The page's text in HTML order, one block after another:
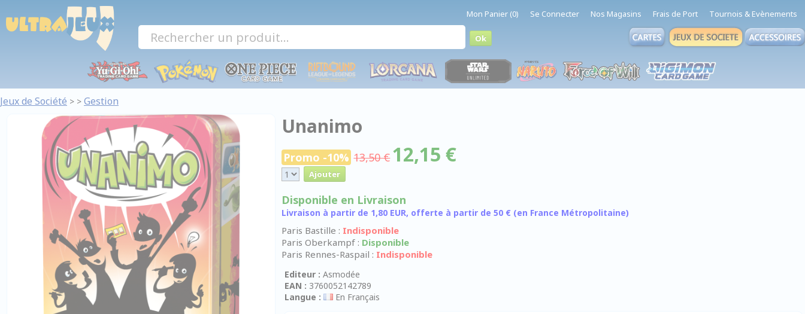
Mon Panier (0) Se Connecter Nos Magasins Frais de Port Tournois & Evènements
Jeux de Société > > Gestion
Unanimo
Promo -10% 13,50 € 12,15 €
Disponible en Livraison
Livraison à partir de 1,80 EUR, offerte à partir de 50 € (en France Métropolitaine)
Paris Bastille : Indisponible
Paris Oberkampf : Disponible
Paris Rennes-Raspail : Indisponible
Editeur : Asmodée
EAN : 3760052142789
Langue :
En Français
Panneau de gestion des cookies